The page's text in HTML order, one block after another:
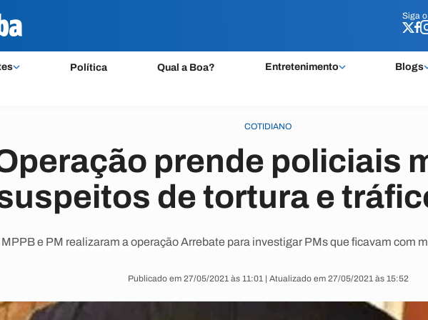
Siga o
Política Qual a Boa? Entretenimento Blogs
Siga o
COTIDIANO
prende policiais
de tortura e
MPPB e PM realizaram a operação Arrebate para investigar PMs que ficavam com
Publicado em 27/05/2021 às 11:01 | Atualizado em 27/05/2021 às 15:52